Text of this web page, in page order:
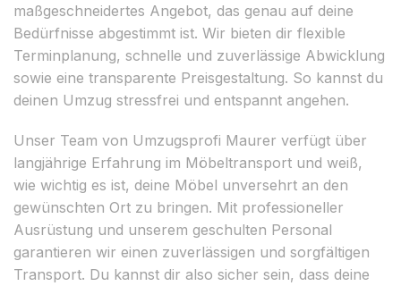
maßgeschneidertes Angebot, das genau auf deine
Bedürfnisse abgestimmt ist. Wir bieten dir flexible
Terminplanung, schnelle und zuverlässige Abwicklung
sowie eine transparente Preisgestaltung. So kannst du
deinen Umzug stressfrei und entspannt angehen.
Unser Team von Umzugsprofi Maurer verfügt über
langjährige Erfahrung im Möbeltransport und weiß,
wie wichtig es ist, deine Möbel unversehrt an den
gewünschten Ort zu bringen. Mit professioneller
Ausrüstung und unserem geschulten Personal
garantieren wir einen zuverlässigen und sorgfältigen
Transport. Du kannst dir also sicher sein, dass deine